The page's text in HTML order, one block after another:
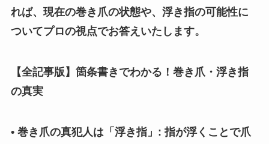
れば、現在の巻き爪の状態や、浮き指の可能性に
ついてプロの視点でお答えいたします。
【全記事版】箇条書きでわかる！巻き爪・浮き指
の真実
• 巻き爪の真犯人は「浮き指」: 指が浮くことで爪